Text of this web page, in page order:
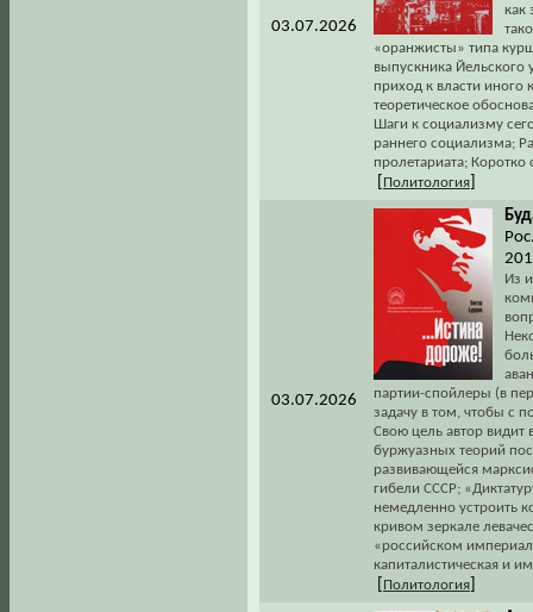
03.07.2026
как
«оранжисты» типа
выпускника Йельского
приход к власти иного
теоретическое
Шаги к социализму
раннего социализма;
пролетариата;
Политология
03.07.2026
Из
партии-спойлеры (в
задачу в том, чтобы с
Свою цель автор видит
буржуазных теорий
развивающейся
гибели СССР;
немедленно устроить
кривом зеркале
«российском
капиталистическая и
Политология